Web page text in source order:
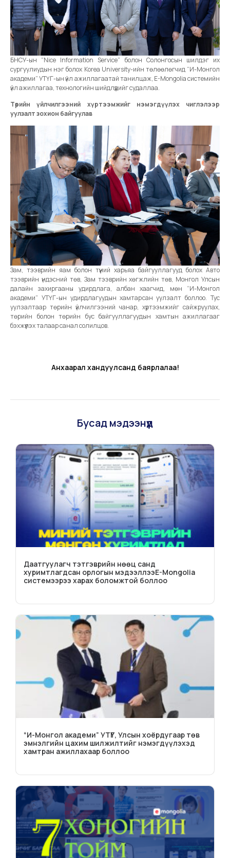
БНСУ-ын “Nice Information Service” болон Солонгосын шилдэг их
сургуулиудын нэг болох Korea University-ийн төлөөлөгчид “И-Монгол
академи” УТҮГ-ын үйл ажиллагаатай танилцаж, E-Mongolia системийн
үйл ажиллагаа, технологийн шийдлүүдийг судаллаа.
Төрийн үйлчилгээний хүртээмжийг нэмэгдүүлэх чиглэлээр
уулзалт зохион байгуулав
Зам, тээврийн яам болон түүний харьяа байгууллагууд болох Авто
тээврийн үндэсний төв, Зам тээврийн хөгжлийн төв, Монгол Улсын
далайн захиргааны удирдлага, албан хаагчид, мөн “И-Монгол
академи” УТҮГ-ын удирдлагуудын хамтарсан уулзалт боллоо. Тус
уулзалтаар төрийн үйлчилгээний чанар, хүртээмжийг сайжруулах,
төрийн болон төрийн бус байгууллагуудын хамтын ажиллагааг
бэхжүүлэх талаар санал солилцов.
Анхаарал хандуулсанд баярлалаа!
Бусад мэдээнүүд
Даатгуулагч тэтгэврийн нөөц санд
хуримтлагдсан орлогын мэдээллээE-Mongolia
системээрээ харах боломжтой боллоо
“И-Монгол академи” УТҮГ, Улсын хоёрдугаар төв
эмнэлгийн цахим шилжилтийг нэмэгдүүлэхэд
хамтран ажиллахаар боллоо